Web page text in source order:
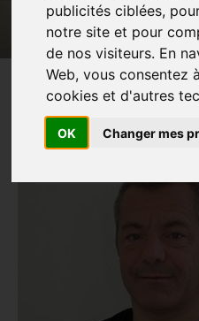
publicités ciblées,
notre site et pour
de nos visiteurs. En
Web, vous consentez
cookies et d'autres
OK Changer mes
PRÉSENTATION